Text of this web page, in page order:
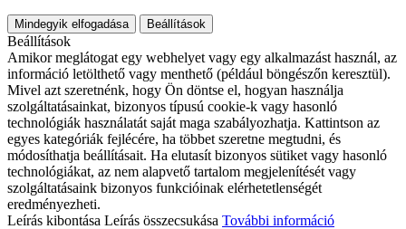
Mindegyik elfogadása Beállítások
Beállítások
Amikor meglátogat egy webhelyet vagy egy alkalmazást használ, az
információ letölthető vagy menthető (például böngészőn keresztül).
Mivel azt szeretnénk, hogy Ön döntse el, hogyan használja
szolgáltatásainkat, bizonyos típusú cookie-k vagy hasonló
technológiák használatát saját maga szabályozhatja. Kattintson az
egyes kategóriák fejlécére, ha többet szeretne megtudni, és
módosíthatja beállításait. Ha elutasít bizonyos sütiket vagy hasonló
technológiákat, az nem alapvető tartalom megjelenítését vagy
szolgáltatásaink bizonyos funkcióinak elérhetetlenségét
eredményezheti.
Leírás kibontása Leírás összecsukása További információ